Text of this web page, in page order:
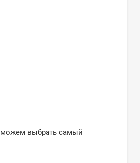
выбрать самый